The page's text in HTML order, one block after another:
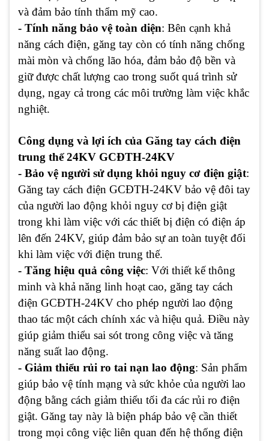
và đảm bảo tính thẩm mỹ cao.
- Tính năng bảo vệ toàn diện: Bên cạnh khả
năng cách điện, găng tay còn có tính năng chống
mài mòn và chống lão hóa, đảm bảo độ bền và
giữ được chất lượng cao trong suốt quá trình sử
dụng, ngay cả trong các môi trường làm việc khắc
nghiệt.
Công dụng và lợi ích của Găng tay cách điện
trung thế 24KV GCĐTH-24KV
- Bảo vệ người sử dụng khỏi nguy cơ điện giật:
Găng tay cách điện GCĐTH-24KV bảo vệ đôi tay
của người lao động khỏi nguy cơ bị điện giật
trong khi làm việc với các thiết bị điện có điện áp
lên đến 24KV, giúp đảm bảo sự an toàn tuyệt đối
khi làm việc với điện trung thế.
- Tăng hiệu quả công việc: Với thiết kế thông
minh và khả năng linh hoạt cao, găng tay cách
điện GCĐTH-24KV cho phép người lao động
thao tác một cách chính xác và hiệu quả. Điều này
giúp giảm thiểu sai sót trong công việc và tăng
năng suất lao động.
- Giảm thiểu rủi ro tai nạn lao động: Sản phẩm
giúp bảo vệ tính mạng và sức khỏe của người lao
động bằng cách giảm thiểu tối đa các rủi ro điện
giật. Găng tay này là biện pháp bảo vệ cần thiết
trong mọi công việc liên quan đến hệ thống điện